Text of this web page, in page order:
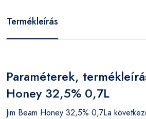
Termékleírás
Paraméterek,
Honey 32,5% 0,7L
Jim Beam Honey 32,5% 0,7La